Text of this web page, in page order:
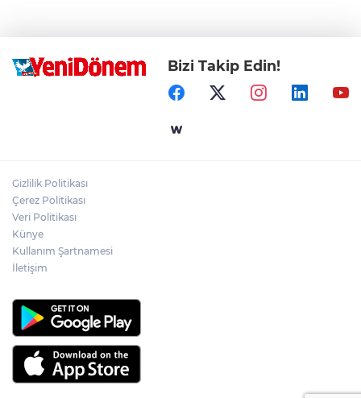
Bizi Takip Edin!
Gizlilik Politikası
Çerez Politikası
Veri Politikası
Künye
Kullanım Şartnamesi
İletişim